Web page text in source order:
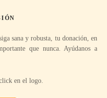
sana y robusta, tu donación, en
que nunca. Ayúdanos a
en el logo.